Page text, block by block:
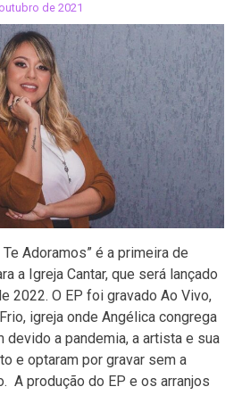
de 2021
Adoramos” é a primeira de
a Igreja Cantar, que será lançado
2022. O EP foi gravado Ao Vivo,
igreja onde Angélica congrega
devido a pandemia, a artista e sua
e optaram por gravar sem a
A produção do EP e os arranjos